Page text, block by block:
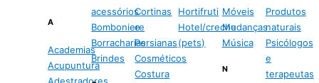
A
Academias
Acupuntura
acessórios
Bomboniere
Borracharias
Brindes
Cortinas
e
Persianas
Cosméticos
Costura
Hortifruti
Hotel/creche
(pets)
Móveis
Mudanças
Música
N
Produtos
naturais
Psicólogos
e
terapeutas